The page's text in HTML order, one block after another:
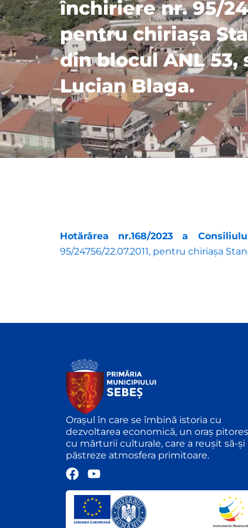
închiriere nr. 95/
pentru chiriaşa
din blocul ANL 53,
Lucian Blaga.
Hotărârea nr.168/2023 a
95/24756/22.07.2011, pentru chiriaşa
Orașul în care se îmbină istoria cu
dezvoltarea economică, un oraș
cu mărturii culturale, care a reușit să-și
păstreze atmosfera primitoare.
F
c
Y
u
t